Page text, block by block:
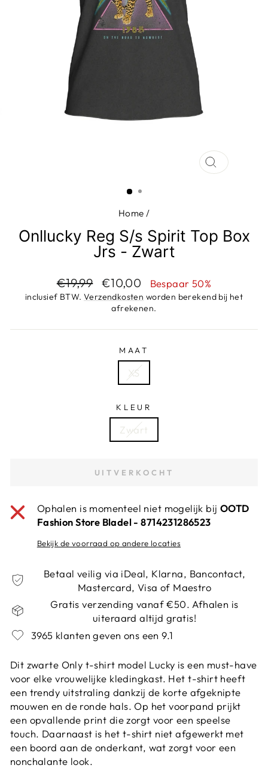
SLUIT
Home /
Onllucky Reg S/s Spirit Top Box
Jrs - Zwart
Adviesprijs
€19,99 Aanbiedingsprijs
€10,00 Bespaar 50%
inclusief BTW. Verzendkosten worden berekend bij het
afrekenen.
MAAT
XS
KLEUR
Zwart
UITVERKOCHT
Ophalen is momenteel niet mogelijk bij OOTD
Fashion Store Bladel - 8714231286523
Bekijk de voorraad op andere locaties
Betaal veilig via iDeal, Klarna, Bancontact,
Mastercard, Visa of Maestro
Gratis verzending vanaf €50. Afhalen is
uiteraard altijd gratis!
3965 klanten geven ons een 9.1
Dit zwarte Only t-shirt model Lucky is een must-have
voor elke vrouwelijke kledingkast. Het t-shirt heeft
een trendy uitstraling dankzij de korte afgeknipte
mouwen en de ronde hals. Op het voorpand prijkt
een opvallende print die zorgt voor een speelse
touch. Daarnaast is het t-shirt niet afgewerkt met
een boord aan de onderkant, wat zorgt voor een
nonchalante look.